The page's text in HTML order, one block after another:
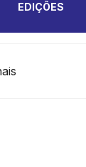
EDIÇÕES